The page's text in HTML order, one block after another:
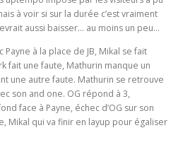
à voir si sur la durée c’est vraiment
aussi baisser… au moins un peu…
à la place de JB, Mikal se fait
fait une faute, Mathurin manque un
une autre faute. Mathurin se retrouve
son and one. OG répond à 3,
face à Payne, échec d’OG sur son
Mikal qui va finir en layup pour égaliser